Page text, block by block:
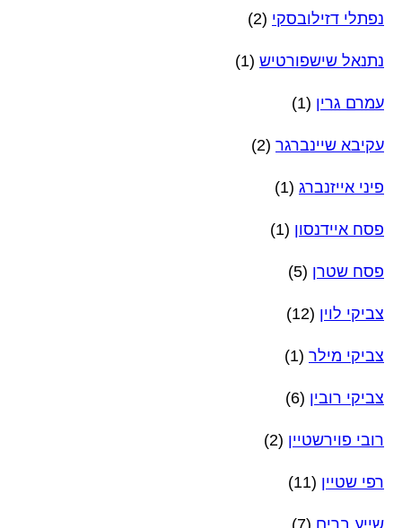
נפתלי דזילובסקי (2)
נתנאל שישפורטיש (1)
עמרם גרין (1)
עקיבא שיינברגר (2)
פיני אייזנברג (1)
פסח איידנסון (1)
פסח שטרן (5)
צביקי לוין (12)
צביקי מילר (1)
צביקי רובין (6)
רובי פוירשטיין (2)
רפי שטיין (11)
שייע ברים (7)